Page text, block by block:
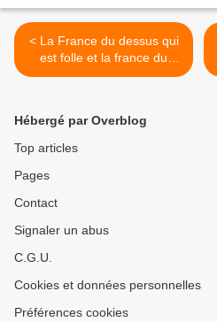
< La France du dessus qui
est folle et la france du
dessous qui subit
Hébergé par Overblog
Top articles
Pages
Contact
Signaler un abus
C.G.U.
Cookies et données personnelles
Préférences cookies